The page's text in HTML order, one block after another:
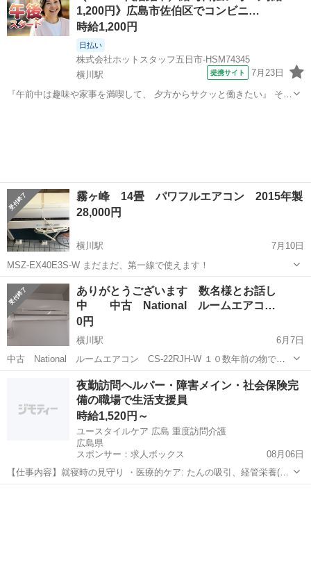
ます...
1,200円》広島市佐伯区でコンビニ…
時給1,200円
日払い
株式会社ホットスタッフ五日市-HSM74345
横川駅
提携サイト 7月23日
『午前中は趣味や家事を満喫して、 夕方からサクッと働きたい』 そん
霧ヶ峰 14畳 パワフルエアコン 2015年製
28,000円
横川駅
7月10日
MSZ-EX40E3S-W まだまだ、第一線で使えます！
広島 広島市 横川駅 季節、空調家電 霧ヶ峰
ありがとうございます 数名様とお話し
中 中古 National ルームエアコ…
0円
横川駅
6月7日
中古 National ルームエアコン CS-22RJH-W １０数年前の物で
す。 ６畳用ぐらいだったと記憶しています。 現在、室内機・室外機
ともに設置中です。 自宅まで来ていただき、室内機・室外機ともに取
広島市 横川駅 季節、空調家電 National
夜勤訪問ヘルパー・障害メイン・社会保険完
備の職場で生活支援員
時給1,520円～
ユースタイルケア 広島 重度訪問介護
広島県
スポンサー：求人ボックス
08月06日
【仕事内容】就寝時の見守り ・医療的ケア: たんの吸引、経管栄養(胃
ろう・腸ろう) ・介護記録の記入 など 従事すべき業務の変更範囲:なし